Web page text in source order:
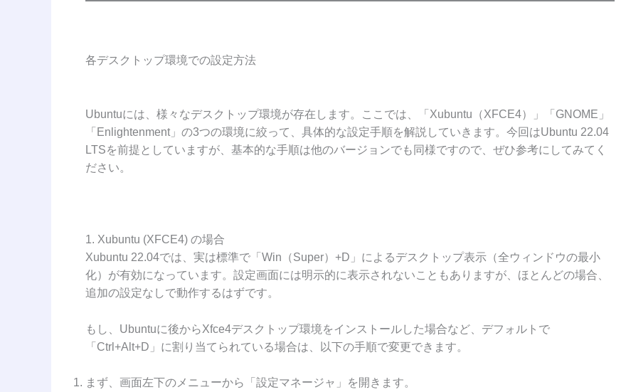
各デスクトップ環境での設定方法
Ubuntuには、様々なデスクトップ環境が存在します。ここでは、「Xubuntu（XFCE4）」「GNOME」
「Enlightenment」の3つの環境に絞って、具体的な設定手順を解説していきます。今回はUbuntu 22.04
LTSを前提としていますが、基本的な手順は他のバージョンでも同様ですので、ぜひ参考にしてみてく
ださい。
1. Xubuntu (XFCE4) の場合
Xubuntu 22.04では、実は標準で「Win（Super）+D」によるデスクトップ表示（全ウィンドウの最小
化）が有効になっています。設定画面には明示的に表示されないこともありますが、ほとんどの場合、
追加の設定なしで動作するはずです。
もし、Ubuntuに後からXfce4デスクトップ環境をインストールした場合など、デフォルトで
「Ctrl+Alt+D」に割り当てられている場合は、以下の手順で変更できます。
まず、画面左下のメニューから「設定マネージャ」を開きます。